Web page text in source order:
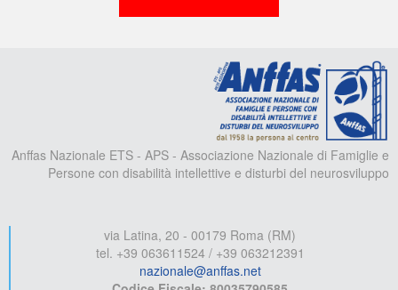
Anffas Nazionale ETS - APS - Associazione Nazionale di Famiglie e
Persone con disabilità intellettive e disturbi del neurosviluppo
via Latina, 20 - 00179 Roma (RM)
tel. +39 063611524 / +39 063212391
nazionale@anffas.net